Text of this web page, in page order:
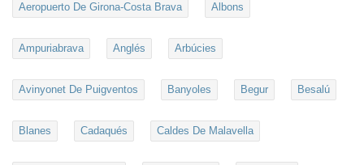
Aeropuerto De Girona-Costa Brava Albons
Ampuriabrava Anglés Arbúcies
Avinyonet De Puigventos Banyoles Begur Besalú
Blanes Cadaqués Caldes De Malavella